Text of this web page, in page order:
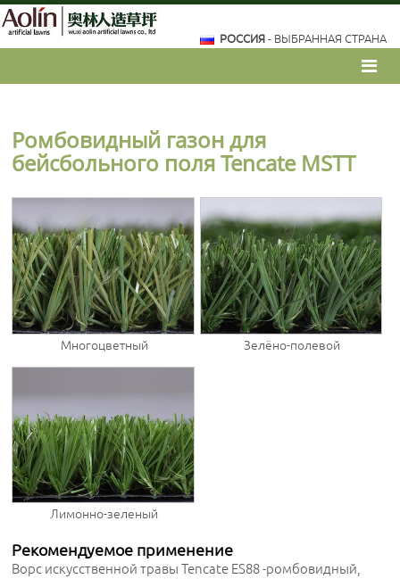
РОССИЯ - ВЫБРАННАЯ СТРАНА
Ромбовидный газон для
бейсбольного поля Tencate MSTT
Многоцветный Зелёно-полевой
Лимонно-зеленый
Рекомендуемое применение
Ворс искусственной травы Tencate ES88 -ромбовидный,